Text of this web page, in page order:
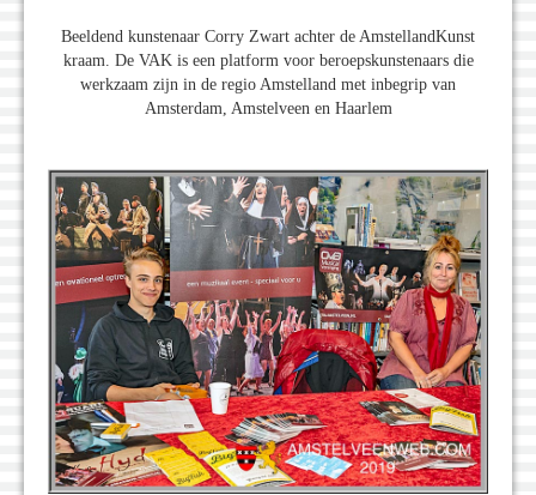
Beeldend kunstenaar Corry Zwart achter de AmstellandKunst
kraam. De VAK is een platform voor beroepskunstenaars die
werkzaam zijn in de regio Amstelland met inbegrip van
Amsterdam, Amstelveen en Haarlem